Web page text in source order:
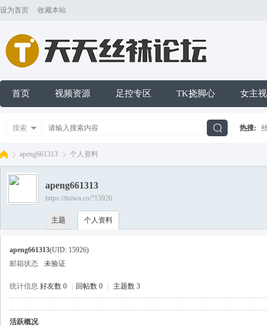
设为首页 收藏本站
首页 视频资源 足控专区 TK挠脚心 女主
搜索 热搜:
›
apeng661313 个人资料
apeng661313
https://ttsiwa.co/?15926
主题 个人资料
apeng661313(UID: 15926)
邮箱状态
未验证
统计信息 好友数 0 回帖数 0 主题数 3
活跃概况